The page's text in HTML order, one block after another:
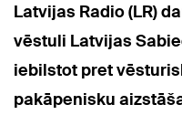
Latvijas Radio (LR)
vēstuli Latvijas
iebilstot pret
pakāpenisku